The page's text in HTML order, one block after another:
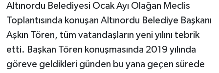
Altınordu Belediyesi Ocak Ayı Olağan Meclis
Toplantısında konuşan Altınordu Belediye Başkanı
Aşkın Tören, tüm vatandaşların yeni yılını tebrik
etti. Başkan Tören konuşmasında 2019 yılında
göreve geldikleri günden bu yana geçen sürede